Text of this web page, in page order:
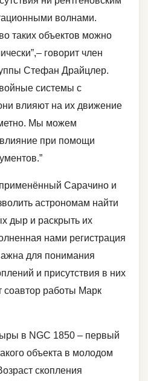
волнами.
таких объектов можно
говорит член
Стефан Драйцлер.
системы с
влияют на их движение
Мы можем
влияние при помощи
Сарачино и
астрономам найти
дыр и раскрыть их
нами регистрация
для понимания
и присутствия в них
соавтор работы Марк
в NGC 1850 – первый
объекта в молодом
скопления